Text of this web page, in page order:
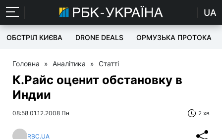
UA
ОБСТРІЛ КИЄВА DRONE DEALS ОРМУЗЬКА ПРОТОКА
Головна » Аналітика » Статті
К.Райс оценит обстановку в
Индии
08:58 01.12.2008 Пн 2 хв
RBC.UA